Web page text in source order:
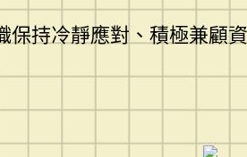
冷靜應對、積極兼顧